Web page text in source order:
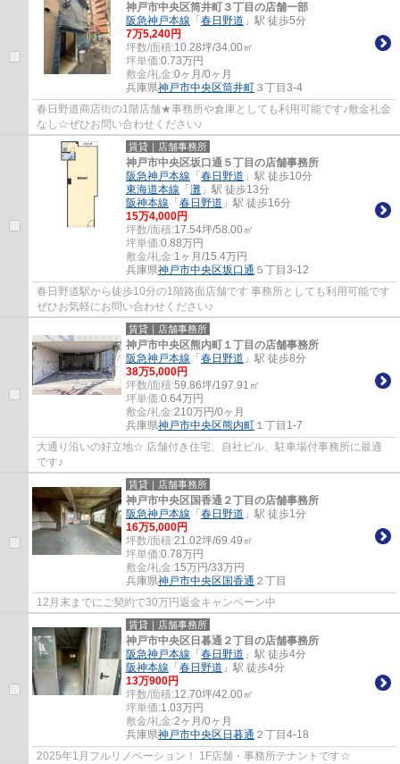
神戸市中央区筒井町３丁目の店舗一部
阪急神戸本線 「 春日野道 」駅 徒歩5分
7万5,240円
坪数/面積:10.28坪/34.00㎡
坪単価:0.73万円
敷金/礼金:0ヶ月/0ヶ月
兵庫県神戸市中央区筒井町 ３丁目3-4
春日野道商店街の1階店舗★事務所や倉庫としても利用可能です♪敷金礼金
なし☆ぜひお問い合わせください♪
賃貸｜店舗事務所
神戸市中央区坂口通５丁目の店舗事務所
阪急神戸本線 「 春日野道 」駅 徒歩10分
東海道本線 「 灘 」駅 徒歩13分
阪神本線 「 春日野道 」駅 徒歩16分
15万4,000円
坪数/面積:17.54坪/58.00㎡
坪単価:0.88万円
敷金/礼金:1ヶ月/15.4万円
兵庫県神戸市中央区坂口通 ５丁目3-12
春日野道駅から徒歩10分の1階路面店舗です 事務所としても利用可能です
ぜひお気軽にお問い合わせください♪
賃貸｜店舗事務所
神戸市中央区熊内町１丁目の店舗事務所
阪急神戸本線 「 春日野道 」駅 徒歩8分
38万5,000円
坪数/面積:59.86坪/197.91㎡
坪単価:0.64万円
敷金/礼金:210万円/0ヶ月
兵庫県神戸市中央区熊内町 １丁目1-7
大通り沿いの好立地☆ 店舗付き住宅、自社ビル、駐車場付事務所に最適
です♪
賃貸｜店舗事務所
神戸市中央区国香通２丁目の店舗事務所
阪急神戸本線 「 春日野道 」駅 徒歩1分
16万5,000円
坪数/面積:21.02坪/69.49㎡
坪単価:0.78万円
敷金/礼金:15万円/33万円
兵庫県神戸市中央区 国香通 ２丁目
12月末までにご契約で30万円返金キャンペーン中
賃貸｜店舗事務所
神戸市中央区日暮通２丁目の店舗事務所
阪急神戸本線 「 春日野道 」駅 徒歩4分
阪神本線 「 春日野道 」駅 徒歩4分
13万900円
坪数/面積:12.70坪/42.00㎡
坪単価:1.03万円
敷金/礼金:2ヶ月/0ヶ月
兵庫県神戸市中央区 日暮通 ２丁目4-18
2025年1月フルリノベーション！ 1F店舗・事務所テナントです☆